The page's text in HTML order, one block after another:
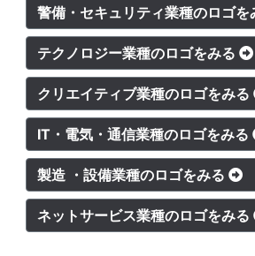
警備・セキュリティ業種のロゴ
テクノロジー業種のロゴをみる
クリエイティブ業種のロゴをみる
IT・電気・通信業種のロゴをみる
製造 ・設備業種のロゴをみる
ネットサービス業種のロゴをみる